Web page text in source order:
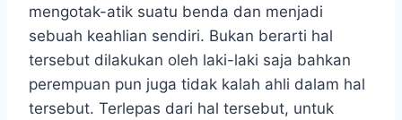
mengotak-atik suatu benda dan menjadi
sebuah keahlian sendiri. Bukan berarti hal
tersebut dilakukan oleh laki-laki saja bahkan
perempuan pun juga tidak kalah ahli dalam hal
tersebut. Terlepas dari hal tersebut, untuk